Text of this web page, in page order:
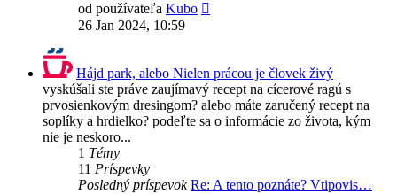
od používateľa Kubo
26 Jan 2024, 10:59
Hájd park, alebo Nielen prácou je človek živý
vyskúšali ste práve zaujímavý recept na cícerové ragú s
prvosienkovým dresingom? alebo máte zaručený recept na
soplíky a hrdielko? podeľte sa o informácie zo života, kým
nie je neskoro...
1 Témy
11 Príspevky
Posledný príspevok Re: A tento poznáte? Vtipovis…